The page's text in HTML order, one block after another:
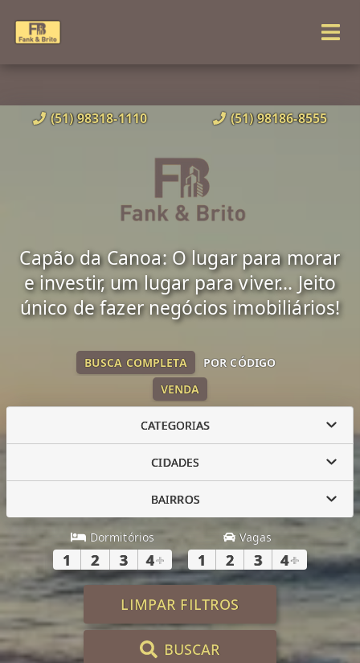
(51) 98318-1110 (51) 98186-8555
Capão da Canoa: O lugar para morar
e investir, um lugar para viver... Jeito
único de fazer negócios imobiliários!
VENDA
BUSCA COMPLETA POR CÓDIGO
CATEGORIAS
CIDADES
BAIRROS
Dormitórios
1 2 3 4+
Vagas
1 2 3 4+
LIMPAR FILTROS
BUSCAR